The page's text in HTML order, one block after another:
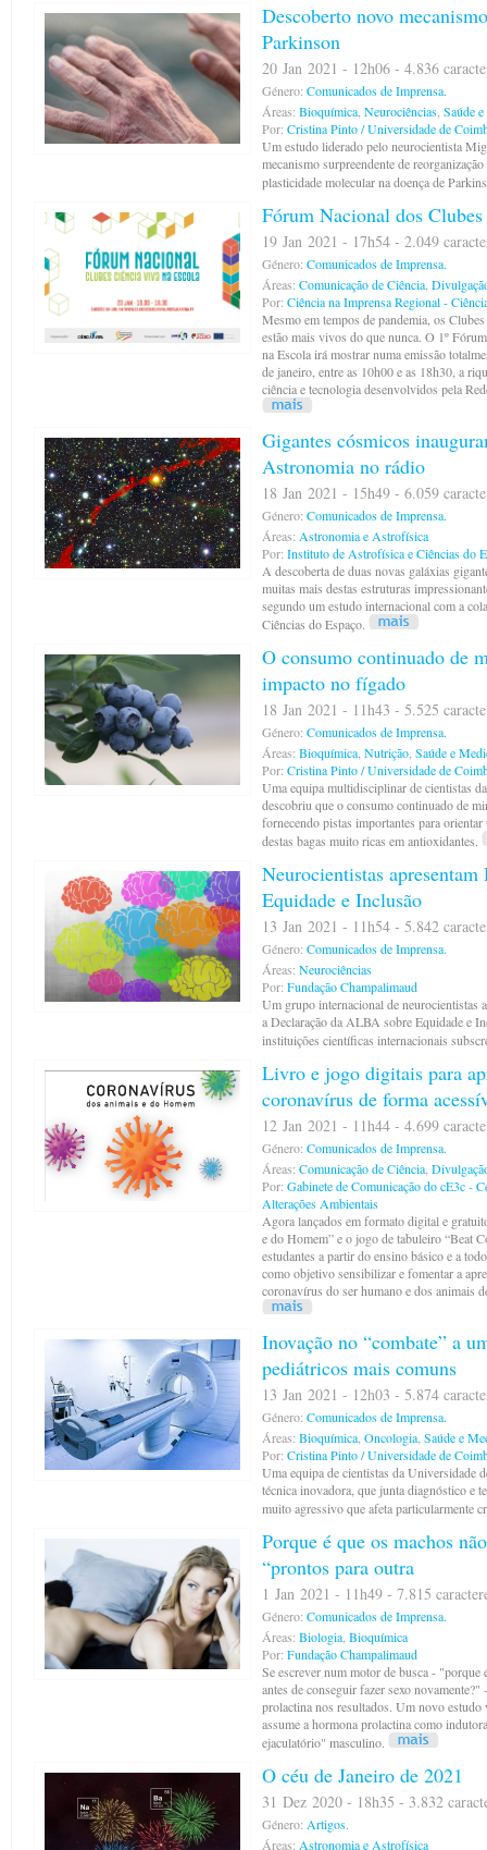
Descoberto novo
Parkinson
20 Jan 2021 - 12h06 - 4.836
Género: Comunicados de Imprensa.
Áreas: Bioquímica Neurociências Saúde
Por: Cristina Pinto / Universidade de
Um estudo liderado pelo neurocientista
mecanismo surpreendente de
plasticidade molecular na doença de
Fórum Nacional dos
19 Jan 2021 - 17h54 - 2.049
Género: Comunicados de Imprensa.
Áreas: Comunicação de Ciência
Por: Ciência na Imprensa Regional -
Mesmo em tempos de pandemia, os
estão mais vivos do que nunca. O 1º
na Escola irá mostrar numa emissão
de janeiro, entre as 10h00 e as 18h30, a
ciência e tecnologia desenvolvidos pela
Gigantes cósmicos
Astronomia no rádio
18 Jan 2021 - 15h49 - 6.059
Género: Comunicados de Imprensa.
Áreas: Astronomia e Astrofísica
Por: Instituto de Astrofísica e Ciências do
A descoberta de duas novas galáxias
muitas mais destas estruturas
segundo um estudo internacional com a
Ciências do Espaço.
O consumo continuado de
impacto no fígado
18 Jan 2021 - 11h43 - 5.525
Género: Comunicados de Imprensa.
Áreas: Bioquímica Nutrição Saúde e
Por: Cristina Pinto / Universidade de
Uma equipa multidisciplinar de cientistas
descobriu que o consumo continuado de
fornecendo pistas importantes para
destas bagas muito ricas em antioxidantes.
Neurocientistas apresentam
Equidade e Inclusão
13 Jan 2021 - 11h54 - 5.842
Género: Comunicados de Imprensa.
Áreas: Neurociências
Por: Fundação Champalimaud
Um grupo internacional de neurocientistas
a Declaração da ALBA sobre Equidade e
instituições científicas internacionais
Livro e jogo digitais para
coronavírus de forma
12 Jan 2021 - 11h44 - 4.699
Género: Comunicados de Imprensa.
Áreas: Comunicação de Ciência
Por: Gabinete de Comunicação do cE3c -
Alterações Ambientais
Agora lançados em formato digital e
e do Homem” e o jogo de tabuleiro “Beat
estudantes a partir do ensino básico e a
como objetivo sensibilizar e fomentar a
coronavírus do ser humano e dos animais
Inovação no “combate” a
pediátricos mais comuns
13 Jan 2021 - 12h03 - 5.874
Género: Comunicados de Imprensa.
Áreas: Bioquímica Oncologia Saúde e
Por: Cristina Pinto / Universidade de
Uma equipa de cientistas da Universidade
técnica inovadora, que junta diagnóstico e
muito agressivo que afeta particularmente
Porque é que os machos
“prontos para outra
1 Jan 2021 - 11h49 - 7.815
Género: Comunicados de Imprensa.
Áreas: Biologia Bioquímica
Por: Fundação Champalimaud
Se escrever num motor de busca - "porque
antes de conseguir fazer sexo novamente?"
prolactina nos resultados. Um novo estudo
assume a hormona prolactina como
ejaculatório" masculino.
O céu de Janeiro de 2021
31 Dez 2020 - 18h35 - 3.832
Género: Artigos.
Áreas: Astronomia e Astrofísica